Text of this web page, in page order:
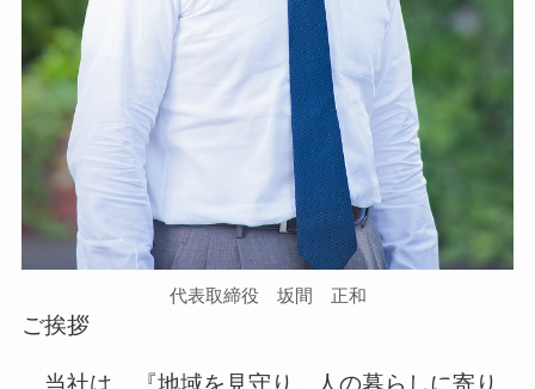
代表取締役 坂間 正和
ご挨拶
当社は、『地域を見守り、人の暮らしに寄り